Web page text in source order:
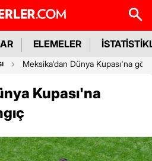
ELEMELER
Meksika'dan Dünya Kupası'na
Kupası'na